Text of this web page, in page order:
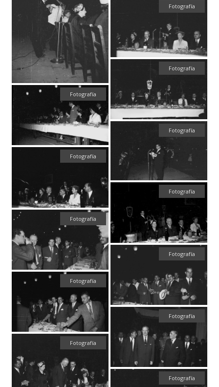
Fotografía
Fotografía
Fotografía
Fotografía
Fotografía
Fotografía
Fotografía
Fotografía
Fotografía
Fotografía
Fotografía
Fotografía